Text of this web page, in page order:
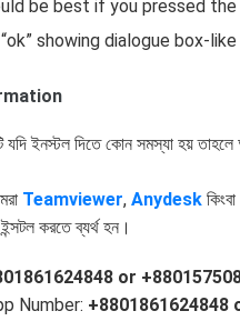
be best if you pressed the
showing dialogue box-
যদি ইনস্টল দিতে কোন সমস্যা হয়
Teamviewer, Anydesk কিংবা
করতে ব্যর্থ হন।
or
Number: +8801861624848